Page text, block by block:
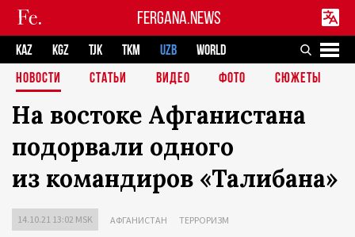
FERGANA.NEWS
KAZ KGZ TJK TKM UZB
WORLD
НОВОСТИ
СТАТЬИ ВИДЕО ФОТО СЮЖЕТЫ
На востоке Афганистана
подорвали одного
из командиров «Талибана»
14.10.21 13:02 MSK АФГАНИСТАН ТЕРРОРИЗМ